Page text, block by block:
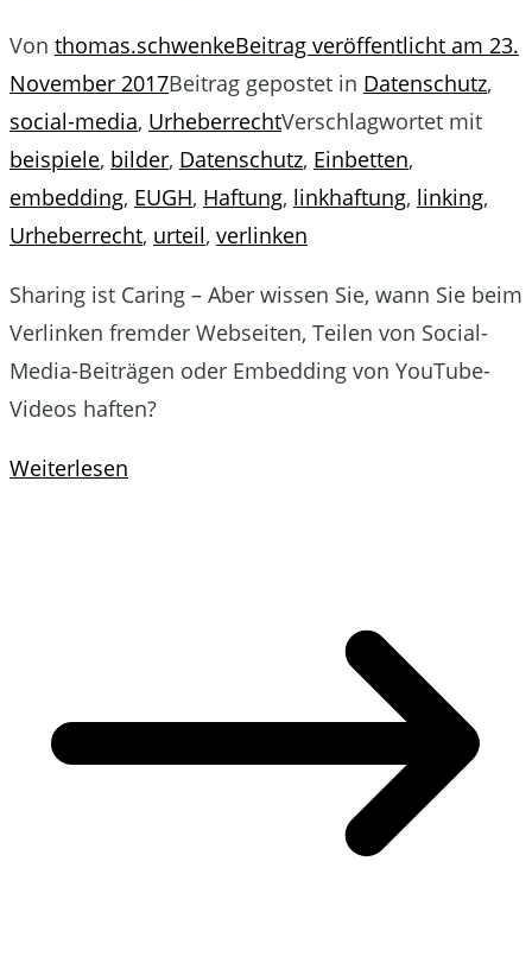
Von thomas.schwenkeBeitrag veröffentlicht am 23.
November 2017Beitrag gepostet in Datenschutz,
social-media, UrheberrechtVerschlagwortet mit
beispiele, bilder, Datenschutz, Einbetten,
embedding, EUGH, Haftung, linkhaftung, linking,
Urheberrecht, urteil, verlinken
Sharing ist Caring – Aber wissen Sie, wann Sie beim
Verlinken fremder Webseiten, Teilen von Social-
Media-Beiträgen oder Embedding von YouTube-
Videos haften?
Weiterlesen